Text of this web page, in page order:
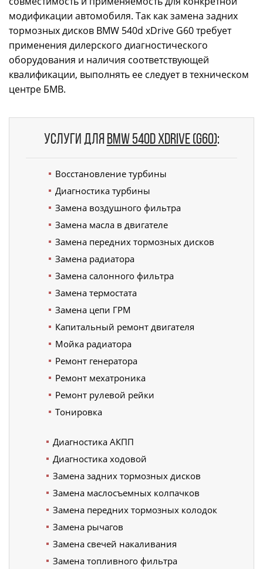
модификации автомобиля. Так как замена задних
тормозных дисков BMW 540d xDrive G60 требует
применения дилерского диагностического
оборудования и наличия соответствующей
квалификации, выполнять ее следует в техническом
центре БМВ.
Услуги дляBMW 540d xDrive (G60):
Восстановление турбины
Диагностика турбины
Замена воздушного фильтра
Замена масла в двигателе
Замена передних тормозных дисков
Замена радиатора
Замена салонного фильтра
Замена термостата
Замена цепи ГРМ
Капитальный ремонт двигателя
Мойка радиатора
Ремонт генератора
Ремонт мехатроника
Ремонт рулевой рейки
Тонировка
Диагностика АКПП
Диагностика ходовой
Замена задних тормозных дисков
Замена маслосъемных колпачков
Замена передних тормозных колодок
Замена рычагов
Замена свечей накаливания
Замена топливного фильтра